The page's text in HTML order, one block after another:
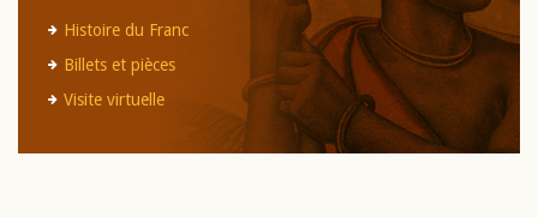
Histoire du Franc
Billets et pièces
Visite virtuelle